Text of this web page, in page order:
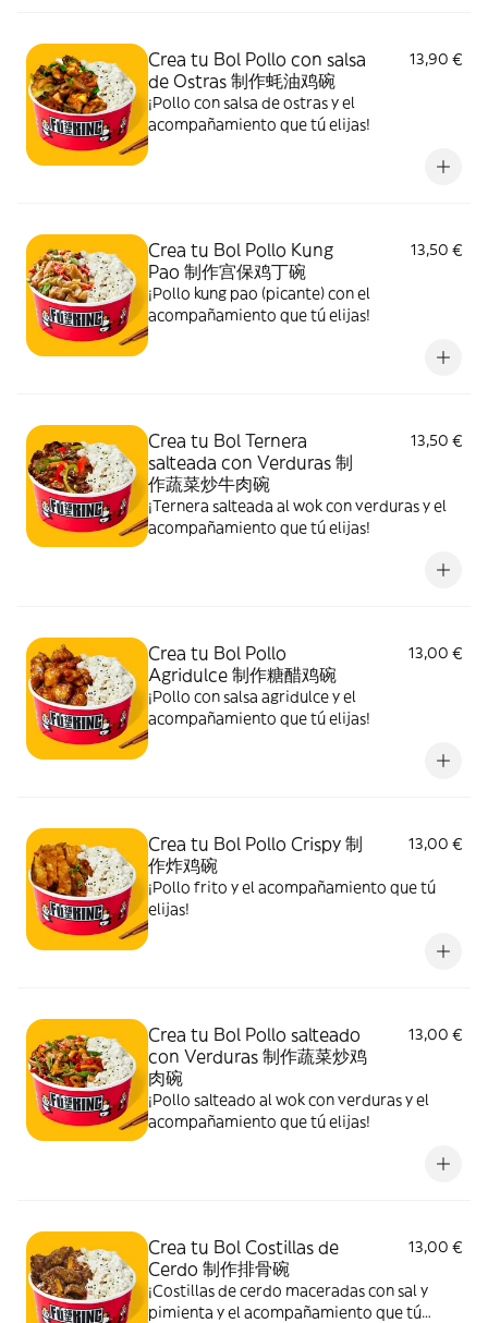
Crea tu Bol Pollo con salsa
de Ostras 制作蚝油鸡碗
13,90 €
¡Pollo con salsa de ostras y el
acompañamiento que tú elijas!
Crea tu Bol Pollo Kung
Pao 制作宫保鸡丁碗
13,50 €
¡Pollo kung pao (picante) con el
acompañamiento que tú elijas!
Crea tu Bol Ternera
salteada con Verduras 制
作蔬菜炒牛肉碗
13,50 €
¡Ternera salteada al wok con verduras y el
acompañamiento que tú elijas!
Crea tu Bol Pollo
Agridulce 制作糖醋鸡碗
13,00 €
¡Pollo con salsa agridulce y el
acompañamiento que tú elijas!
Crea tu Bol Pollo Crispy 制
作炸鸡碗
13,00 €
¡Pollo frito y el acompañamiento que tú
elijas!
Crea tu Bol Pollo salteado
con Verduras 制作蔬菜炒鸡
肉碗
13,00 €
¡Pollo salteado al wok con verduras y el
acompañamiento que tú elijas!
Crea tu Bol Costillas de
Cerdo 制作排骨碗
13,00 €
¡Costillas de cerdo maceradas con sal y
pimienta y el acompañamiento que tú